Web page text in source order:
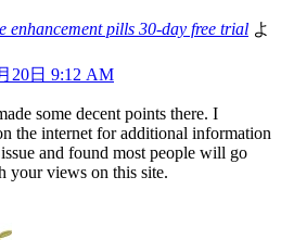
enhancement pills 30-day free trial よ
20日 9:12 AM
some decent points there. I
the internet for additional information
and found most people will go
your views on this site.